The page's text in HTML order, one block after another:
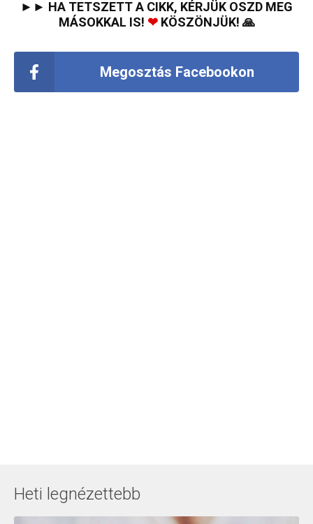
►► HA TETSZETT A CIKK, KÉRJÜK OSZD MEG
MÁSOKKAL IS! ❤KÖSZÖNJÜK! 🙏
Megosztás Facebookon
Heti legnézettebb